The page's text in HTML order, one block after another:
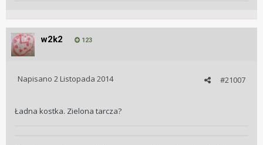
w2k2 123
#21007
Napisano 2 Listopada 2014
Ładna kostka. Zielona tarcza?